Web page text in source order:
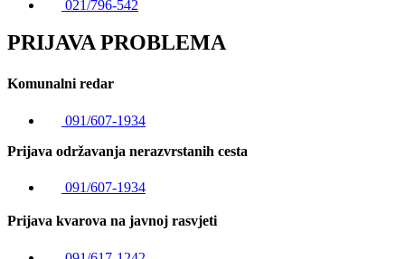
021/796-542
PRIJAVA PROBLEMA
Komunalni redar
091/607-1934
Prijava održavanja nerazvrstanih cesta
091/607-1934
Prijava kvarova na javnoj rasvjeti